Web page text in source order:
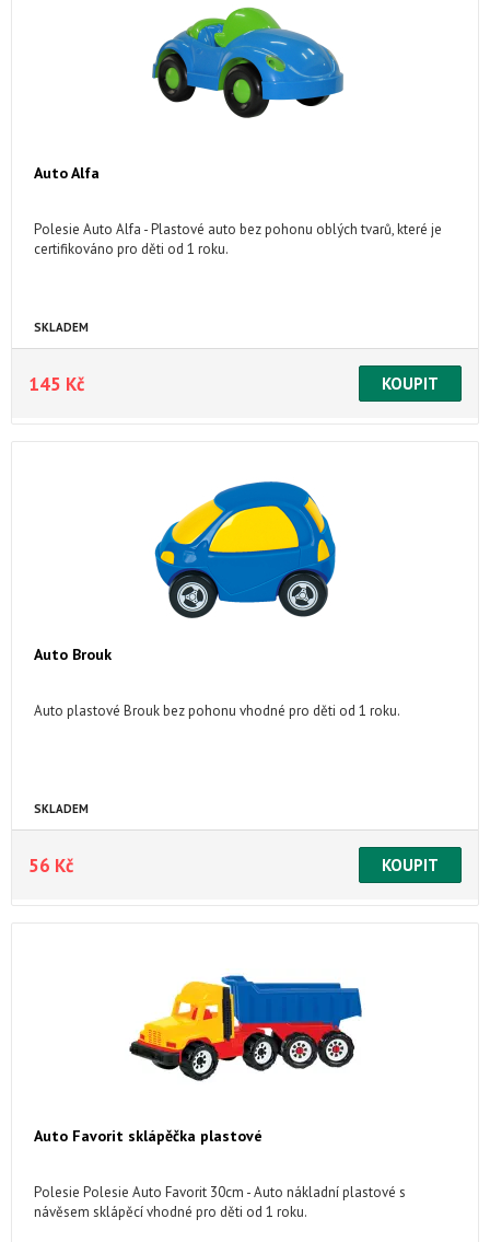
Auto Alfa
Polesie Auto Alfa - Plastové auto bez pohonu oblých tvarů, které je
certifikováno pro děti od 1 roku.
SKLADEM
145 Kč
Auto Brouk
Auto plastové Brouk bez pohonu vhodné pro děti od 1 roku.
SKLADEM
56 Kč
Auto Favorit sklápěčka plastové
Polesie Polesie Auto Favorit 30cm - Auto nákladní plastové s
návěsem sklápěcí vhodné pro děti od 1 roku.